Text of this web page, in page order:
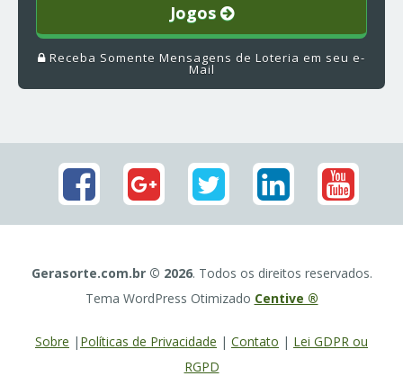
Jogos
Receba Somente Mensagens de Loteria em seu e-
Mail
Gerasorte.com.br © 2026. Todos os direitos reservados.
Tema WordPress Otimizado Centive ®
Sobre | Políticas de Privacidade | Contato | Lei GDPR ou
RGPD